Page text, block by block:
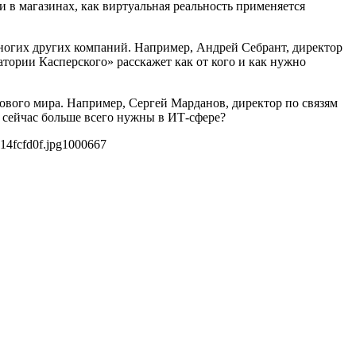
магазинах, как виртуальная реальность применяется
других компаний. Например, Андрей Себрант, директор
Касперского» расскажет как от кого и как нужно
мира. Например, Сергей Марданов, директор по связям
больше всего нужны в ИТ-сфере?
1000667